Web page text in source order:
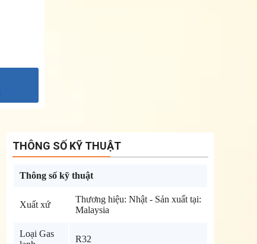
THÔNG SỐ KỸ THUẬT
Thông số kỹ thuật
Xuất xứ
Thương hiệu: Nhật - Sản xuất tại:
Malaysia
Loại Gas
R32